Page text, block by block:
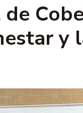
Profesionales
Tecnológicos
Continua
Estratégicas
Integrado de
de Investigación
y Acreditación